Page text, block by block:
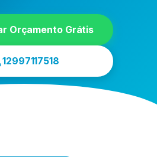
Orçamento Grátis
12997117518